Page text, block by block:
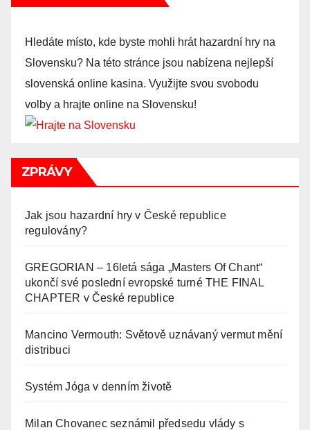
Hledáte místo, kde byste mohli hrát hazardní hry na
Slovensku? Na této stránce jsou nabízena nejlepší
slovenská online kasina. Využijte svou svobodu
volby a hrajte online na Slovensku!
ZPRÁVY
Jak jsou hazardní hry v České republice
regulovány?
GREGORIAN – 16letá sága „Masters Of Chant“
ukončí své poslední evropské turné THE FINAL
CHAPTER v České republice
Mancino Vermouth: Světově uznávaný vermut mění
distribuci
Systém Jóga v denním životě
Milan Chovanec seznámil předsedu vlády s